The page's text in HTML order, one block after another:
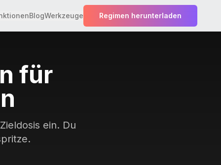
BlogWerkzeuge Regimen herunterladen
für
ein. Du